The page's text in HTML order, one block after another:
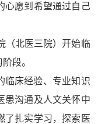
心愿到希望通过自己
（北医三院）开始临
段。
临床经验、专业知识
患沟通及人文关怀中
了扎实学习，探索医